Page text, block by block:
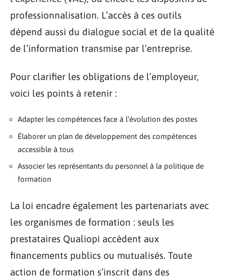
professionnalisation. L’accès à ces outils
dépend aussi du dialogue social et de la qualité
de l’information transmise par l’entreprise.
Pour clarifier les obligations de l’employeur,
voici les points à retenir :
Adapter les compétences face à l’évolution des postes
Élaborer un plan de développement des compétences
accessible à tous
Associer les représentants du personnel à la politique de
formation
La loi encadre également les partenariats avec
les organismes de formation : seuls les
prestataires Qualiopi accèdent aux
financements publics ou mutualisés. Toute
action de formation s’inscrit dans des